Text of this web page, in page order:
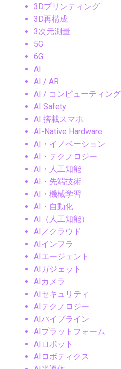
3Dプリンティング
3D再構成
3次元測量
5G
6G
AI
AI / AR
AI / コンピューティング
AI Safety
AI 搭載スマホ
AI-Native Hardware
AI・イノベーション
AI・テクノロジー
AI・人工知能
AI・先端技術
AI・機械学習
AI・自動化
AI（人工知能）
AI／クラウド
AIインフラ
AIエージェント
AIガジェット
AIカメラ
AIセキュリティ
AIテクノロジー
AIパイプライン
AIプラットフォーム
AIロボット
AIロボティクス